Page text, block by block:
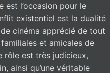
est l’occasion pour le
existentiel est la dualité
cinéma apprécié de tout
et amicales de
rôle est très judicieux,
ainsi qu’une véritable